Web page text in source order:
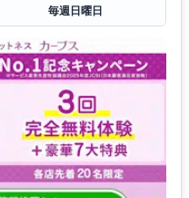
毎週日曜日